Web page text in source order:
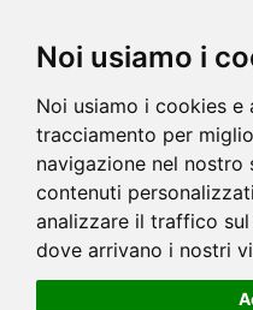
Noi usiamo i
Noi usiamo i cookies e
tracciamento per
navigazione nel
contenuti
analizzare il traffico
dove arrivano i nostri